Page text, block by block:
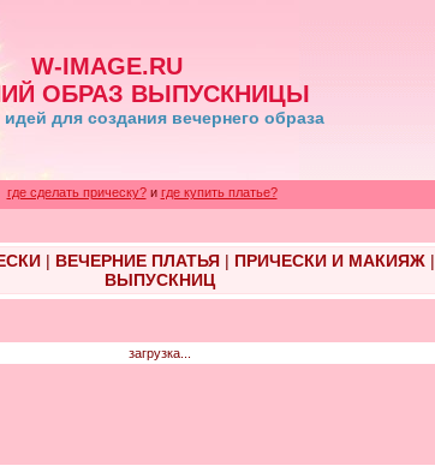
W-IMAGE.RU
ОБРАЗ ВЫПУСКНИЦЫ
для создания вечернего образа
где сделать прическу?и где купить платье?
| ВЕЧЕРНИЕ ПЛАТЬЯ| ПРИЧЕСКИ И МАКИЯЖ|
ВЫПУСКНИЦ
загрузка...